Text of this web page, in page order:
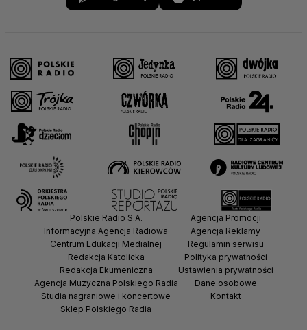
Polskie Radio S.A.
Informacyjna Agencja Radiowa
Centrum Edukacji Medialnej
Redakcja Katolicka
Redakcja Ekumeniczna
Agencja Muzyczna Polskiego Radia
Studia nagraniowe i koncertowe
Sklep Polskiego Radia
Agencja Promocji
Agencja Reklamy
Regulamin serwisu
Polityka prywatności
Ustawienia prywatności
Dane osobowe
Kontakt